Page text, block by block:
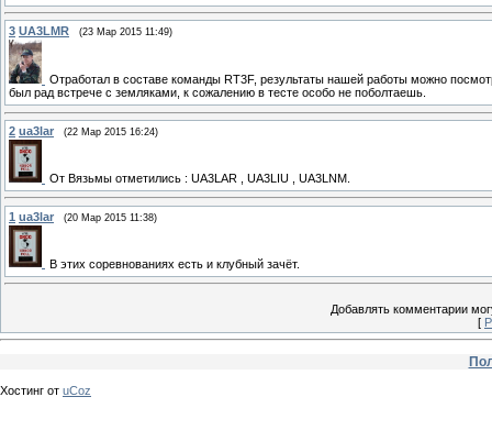
3 UA3LMR (23 Мар 2015 11:49)
Отработал в составе команды RT3F, результаты нашей работы можно
был рад встрече с земляками, к сожалению в тесте особо не поболтаешь.
2 ua3lar (22 Мар 2015 16:24)
От Вязьмы отметились : UA3LAR , UA3LIU , UA3LNM.
1 ua3lar (20 Мар 2015 11:38)
В этих соревнованиях есть и клубный зачёт.
Добавлять комментарии
[
Хостинг от uCoz